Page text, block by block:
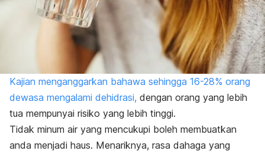
Kajian menganggarkan bahawa sehingga 16-28% orang
dewasa mengalami dehidrasi, dengan orang yang lebih
tua mempunyai risiko yang lebih tinggi.
Tidak minum air yang mencukupi boleh membuatkan
anda menjadi haus. Menariknya, rasa dahaga yang